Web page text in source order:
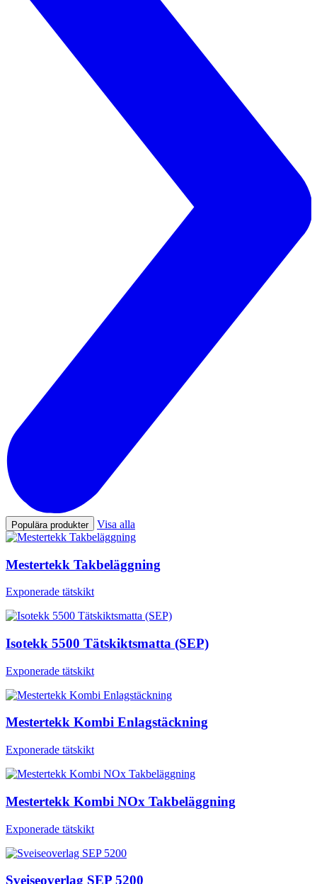
Populära produkter Visa alla
Mestertekk Takbeläggning
Exponerade tätskikt
Isotekk 5500 Tätskiktsmatta (SEP)
Exponerade tätskikt
Mestertekk Kombi Enlagstäckning
Exponerade tätskikt
Mestertekk Kombi NOx Takbeläggning
Exponerade tätskikt
Sveiseoverlag SEP 5200